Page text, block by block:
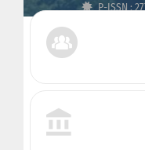
P-ISSN :